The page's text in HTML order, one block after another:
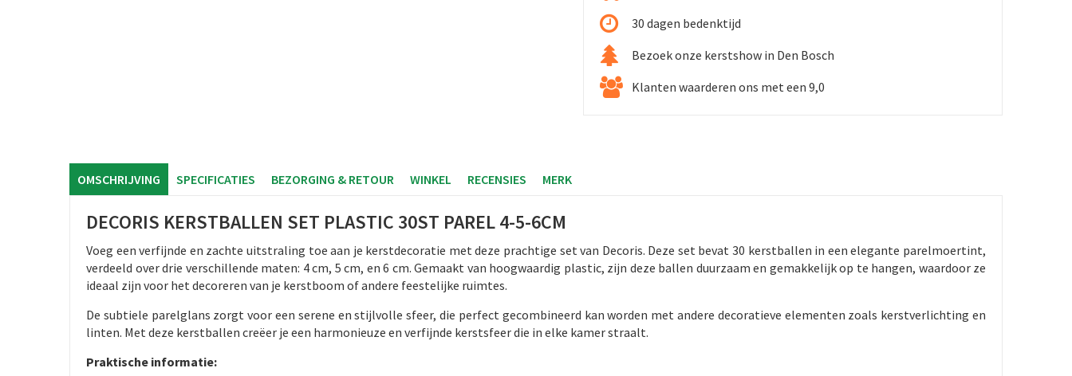
30 dagen bedenktijd
Bezoek onze kerstshow in Den Bosch
Klanten waarderen ons met een 9,0
OMSCHRIJVING SPECIFICATIES BEZORGING & RETOUR WINKEL RECENSIES MERK
DECORIS KERSTBALLEN SET PLASTIC 30ST PAREL 4-5-6CM
Voeg een verfijnde en zachte uitstraling toe aan je kerstdecoratie met deze prachtige set van Decoris. Deze set bevat 30 kerstballen in een elegante parelmoertint,
verdeeld over drie verschillende maten: 4 cm, 5 cm, en 6 cm. Gemaakt van hoogwaardig plastic, zijn deze ballen duurzaam en gemakkelijk op te hangen, waardoor ze
ideaal zijn voor het decoreren van je kerstboom of andere feestelijke ruimtes.
De subtiele parelglans zorgt voor een serene en stijlvolle sfeer, die perfect gecombineerd kan worden met andere decoratieve elementen zoals kerstverlichting en
linten. Met deze kerstballen creëer je een harmonieuze en verfijnde kerstsfeer die in elke kamer straalt.
Praktische informatie: